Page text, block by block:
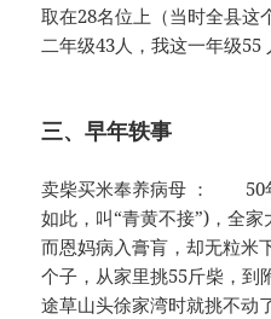
取在28名位上（当时全县这
二年级43人，我这一年级55
三、早年轶事
卖柴买米奉养病母 ： 50
如此，叫“青黄不接”)，全
而恩妈病入膏肓，却无粒米
个子，从家里挑55斤柴，到
途草山头徐家湾时就挑不动